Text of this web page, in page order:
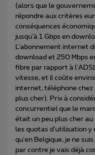
(alors que le
répondre aux critères
conséquences
jusqu'à 1 Gbps en
L'abonnement internet
download et 250 Mbps
fibre par rapport à
vitesse, et il coûte
internet, téléphone
plus cher). Prix à
concurrentiel que le
était un peu plus cher
les quotas d'utilisation y
qu'en Belgique, je ne
par contre je vais déjà